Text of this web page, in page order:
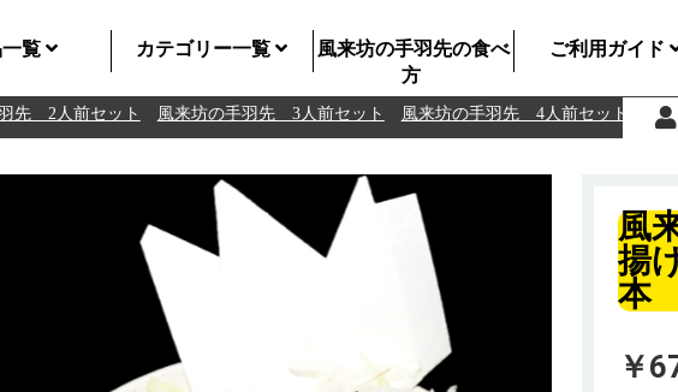
覧 カテゴリー一覧
風来坊の手羽先の食べ
方
ご利用ガイド
2人前セット 風来坊の手羽先 3人前セット 風来坊の手羽先 4人前セット 風来坊
風
揚
本
￥